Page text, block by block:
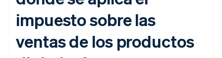
impuesto sobre las
ventas de los productos